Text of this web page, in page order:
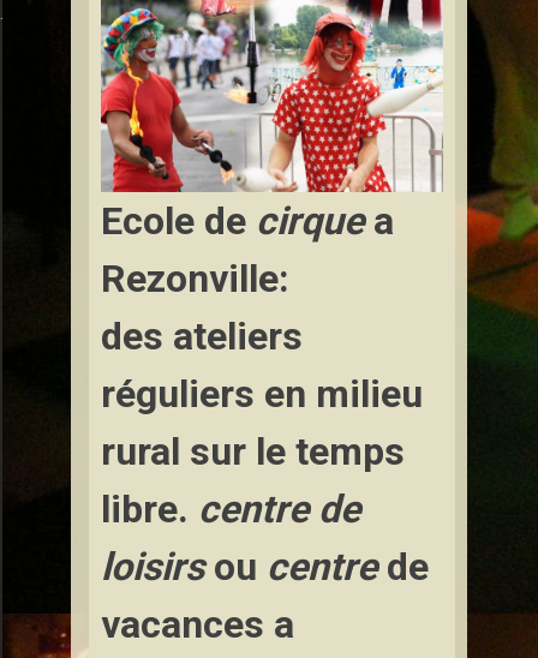
Ecole de cirquea
Rezonville:
des ateliers
réguliers en milieu
rural sur le temps
libre. centre de
loisirsou centrede
vacances a